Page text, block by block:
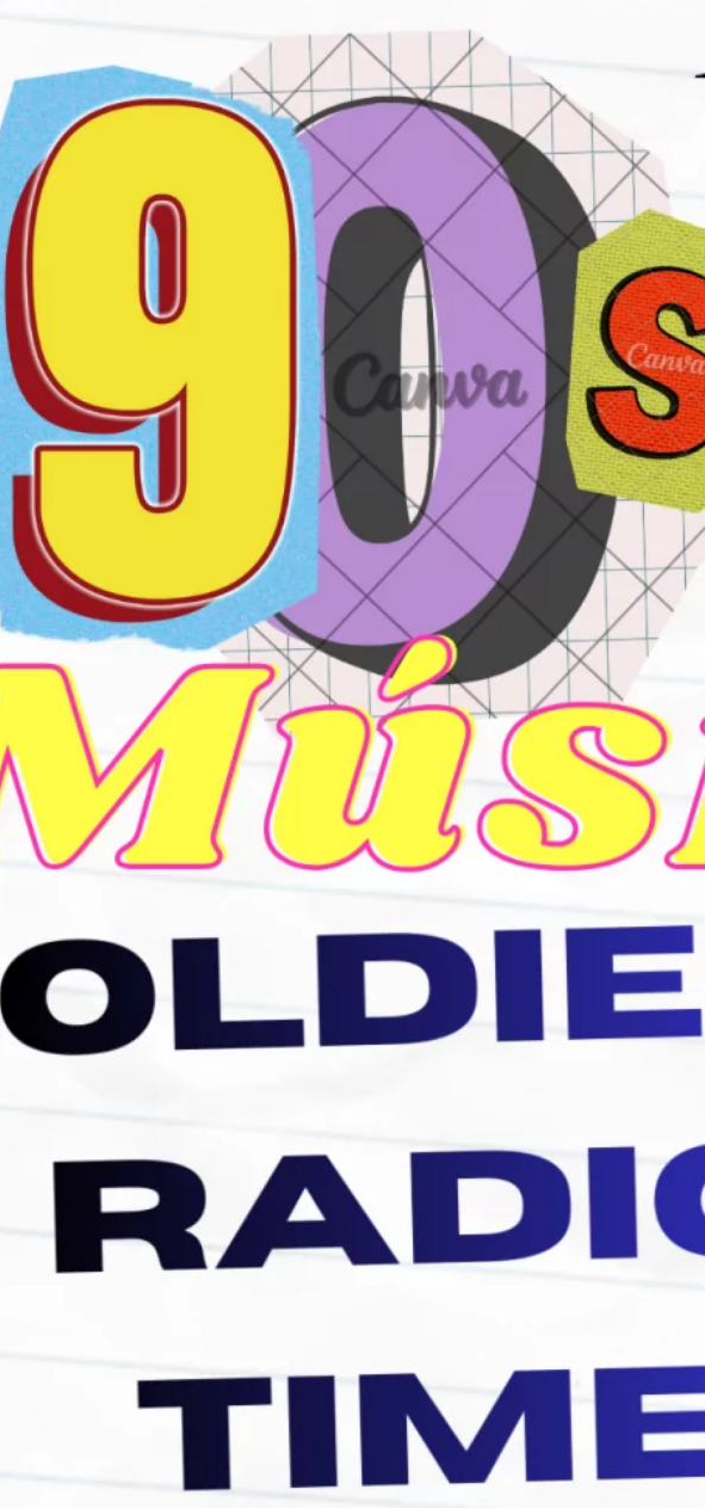
Archivo
marzo 2026
diciembre 2025
mayo 2025
septiembre 2024
junio 2024
mayo 2024
marzo 2024
febrero 2024
enero 2024
diciembre 2023
noviembre 2023
octubre 2023
septiembre 2023
agosto 2023
julio 2023
junio 2023
mayo 2023
abril 2023
julio 2022
junio 2022
noviembre 2021
septiembre 2021
agosto 2021
julio 2021
Billboard
Bill Medley y Jennifer Warnes
Black Sabbath
Civil War Céline Dion